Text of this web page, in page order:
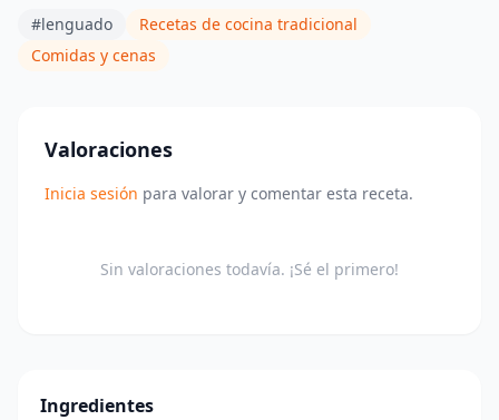
#lenguado
Recetas de cocina tradicional
Comidas y cenas
Valoraciones
Inicia sesión para valorar y comentar esta receta.
Sin valoraciones todavía. ¡Sé el primero!
Ingredientes